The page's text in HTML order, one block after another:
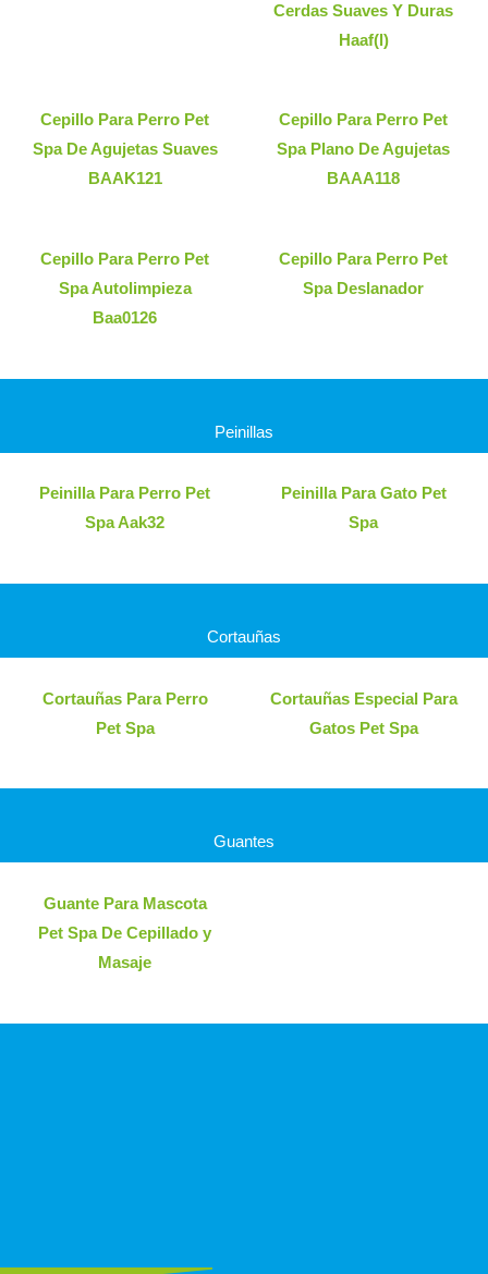
Cerdas Suaves Y Duras
Haaf(l)
Cepillo Para Perro Pet
Spa De Agujetas Suaves
BAAK121
Cepillo Para Perro Pet
Spa Plano De Agujetas
BAAA118
Cepillo Para Perro Pet
Spa Autolimpieza
Baa0126
Cepillo Para Perro Pet
Spa Deslanador
Peinillas
Peinilla Para Perro Pet
Spa Aak32
Peinilla Para Gato Pet
Spa
Cortauñas
Cortauñas Para Perro
Pet Spa
Cortauñas Especial Para
Gatos Pet Spa
Guantes
Guante Para Mascota
Pet Spa De Cepillado y
Masaje